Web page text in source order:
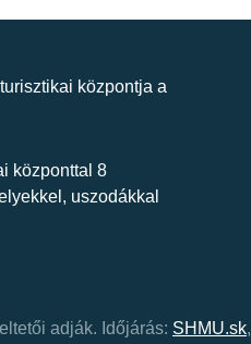
központja a
központtal 8
uszodákkal
adják. Időjárás: SHMU.sk,